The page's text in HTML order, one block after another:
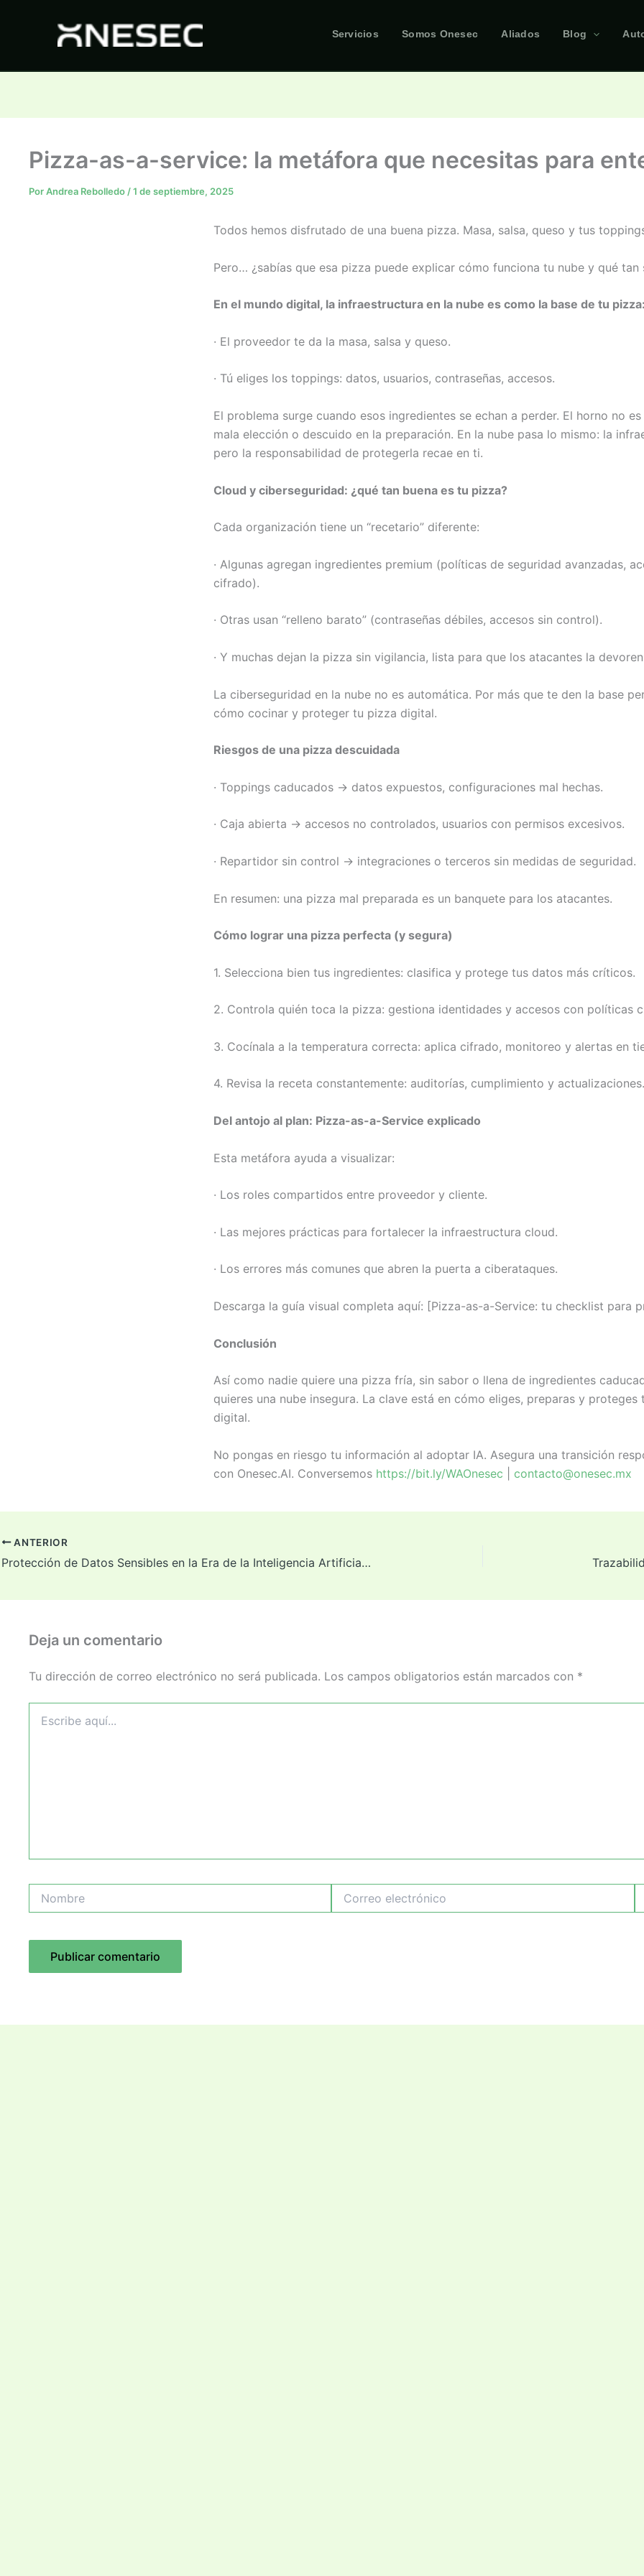
Servicios Somos Onesec Aliados Blog
Pizza-as-a-service: la metáfora que necesitas para
PorAndrea Rebolledo /1 de septiembre, 2025
Todos hemos disfrutado de una buena pizza. Masa, salsa, queso y tus
Pero… ¿sabías que esa pizza puede explicar cómo funciona tu nube y qué tan
En el mundo digital, la infraestructura en la nube es como la base de tu
· El proveedor te da la masa, salsa y queso.
· Tú eliges los toppings: datos, usuarios, contraseñas, accesos.
El problema surge cuando esos ingredientes se echan a perder. El horno no
mala elección o descuido en la preparación. En la nube pasa lo mismo: la
pero la responsabilidad de protegerla recae en ti.
Cloud y ciberseguridad: ¿qué tan buena es tu pizza?
Cada organización tiene un “recetario” diferente:
· Algunas agregan ingredientes premium (políticas de seguridad avanzadas,
cifrado).
· Otras usan “relleno barato” (contraseñas débiles, accesos sin control).
· Y muchas dejan la pizza sin vigilancia, lista para que los atacantes la
La ciberseguridad en la nube no es automática. Por más que te den la base
cómo cocinar y proteger tu pizza digital.
Riesgos de una pizza descuidada
· Toppings caducados → datos expuestos, configuraciones mal hechas.
· Caja abierta → accesos no controlados, usuarios con permisos excesivos.
· Repartidor sin control → integraciones o terceros sin medidas de seguridad.
En resumen: una pizza mal preparada es un banquete para los atacantes.
Cómo lograr una pizza perfecta (y segura)
1. Selecciona bien tus ingredientes: clasifica y protege tus datos más críticos.
2. Controla quién toca la pizza: gestiona identidades y accesos con políticas
3. Cocínala a la temperatura correcta: aplica cifrado, monitoreo y alertas en
4. Revisa la receta constantemente: auditorías, cumplimiento y actualizaciones.
Del antojo al plan: Pizza-as-a-Service explicado
Esta metáfora ayuda a visualizar:
· Los roles compartidos entre proveedor y cliente.
· Las mejores prácticas para fortalecer la infraestructura cloud.
· Los errores más comunes que abren la puerta a ciberataques.
Descarga la guía visual completa aquí: [Pizza-as-a-Service: tu checklist para
Conclusión
Así como nadie quiere una pizza fría, sin sabor o llena de ingredientes
quieres una nube insegura. La clave está en cómo eliges, preparas y
digital.
No pongas en riesgo tu información al adoptar IA. Asegura una transición
con Onesec.AI. Conversemos https://bit.ly/WAOnesec contacto@onesec.mx
ANTERIOR
Protección de Datos Sensibles en la Era de la Inteligencia Artificial: Retos y Soluciones
Deja un comentario
Tu dirección de correo electrónico no será publicada. Los campos obligatorios están marcados con *
aquí...
electrónico